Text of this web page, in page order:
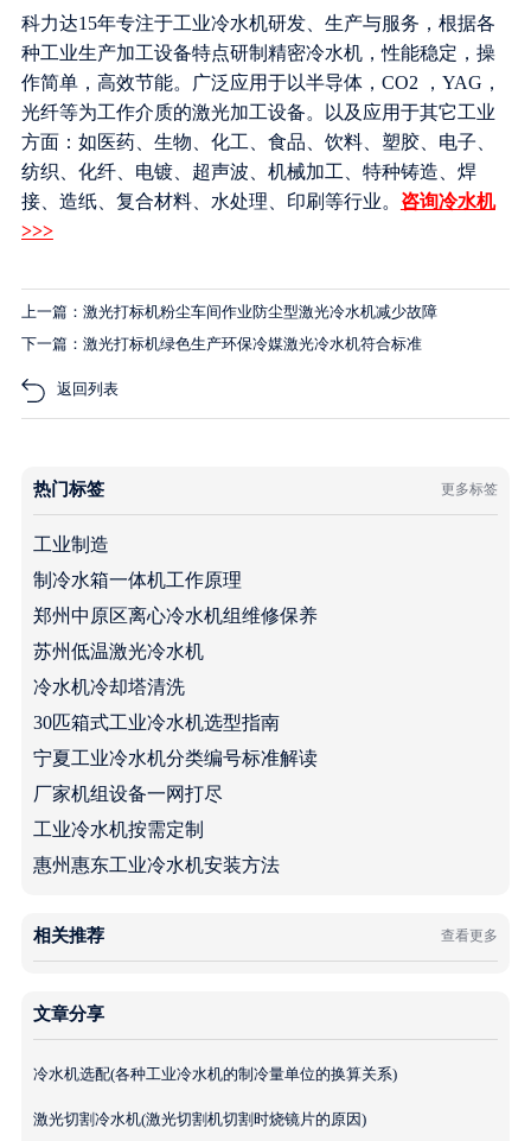
科力达15年专注于工业冷水机研发、生产与服务，根据各
种工业生产加工设备特点研制精密冷水机，性能稳定，操
作简单，高效节能。广泛应用于以半导体，CO2 ，YAG，
光纤等为工作介质的激光加工设备。以及应用于其它工业
方面：如医药、生物、化工、食品、饮料、塑胶、电子、
纺织、化纤、电镀、超声波、机械加工、特种铸造、焊
接、造纸、复合材料、水处理、印刷等行业。 咨询冷水机
>>>
上一篇：激光打标机粉尘车间作业防尘型激光冷水机减少故障
下一篇：激光打标机绿色生产环保冷媒激光冷水机符合标准
返回列表
热门标签 更多标签
工业制造
制冷水箱一体机工作原理
郑州中原区离心冷水机组维修保养
苏州低温激光冷水机
冷水机冷却塔清洗
30匹箱式工业冷水机选型指南
宁夏工业冷水机分类编号标准解读
厂家机组设备一网打尽
工业冷水机按需定制
惠州惠东工业冷水机安装方法
相关推荐 查看更多
文章分享
冷水机选配(各种工业冷水机的制冷量单位的换算关系)
激光切割冷水机(激光切割机切割时烧镜片的原因)